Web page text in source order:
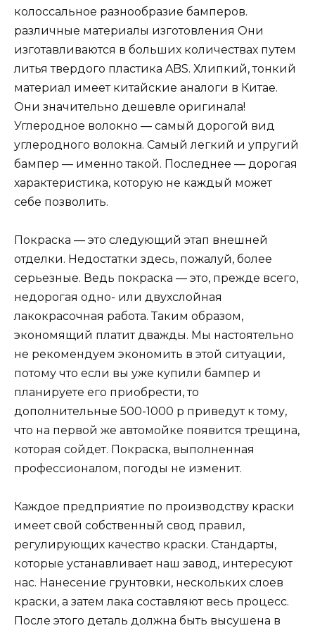
колоссальное разнообразие бамперов.
различные материалы изготовления Они
изготавливаются в больших количествах путем
литья твердого пластика ABS. Хлипкий, тонкий
материал имеет китайские аналоги в Китае.
Они значительно дешевле оригинала!
Углеродное волокно — самый дорогой вид
углеродного волокна. Самый легкий и упругий
бампер — именно такой. Последнее — дорогая
характеристика, которую не каждый может
себе позволить.
Покраска — это следующий этап внешней
отделки. Недостатки здесь, пожалуй, более
серьезные. Ведь покраска — это, прежде всего,
недорогая одно- или двухслойная
лакокрасочная работа. Таким образом,
экономящий платит дважды. Мы настоятельно
не рекомендуем экономить в этой ситуации,
потому что если вы уже купили бампер и
планируете его приобрести, то
дополнительные 500-1000 р приведут к тому,
что на первой же автомойке появится трещина,
которая сойдет. Покраска, выполненная
профессионалом, погоды не изменит.
Каждое предприятие по производству краски
имеет свой собственный свод правил,
регулирующих качество краски. Стандарты,
которые устанавливает наш завод, интересуют
нас. Нанесение грунтовки, нескольких слоев
краски, а затем лака составляют весь процесс.
После этого деталь должна быть высушена в